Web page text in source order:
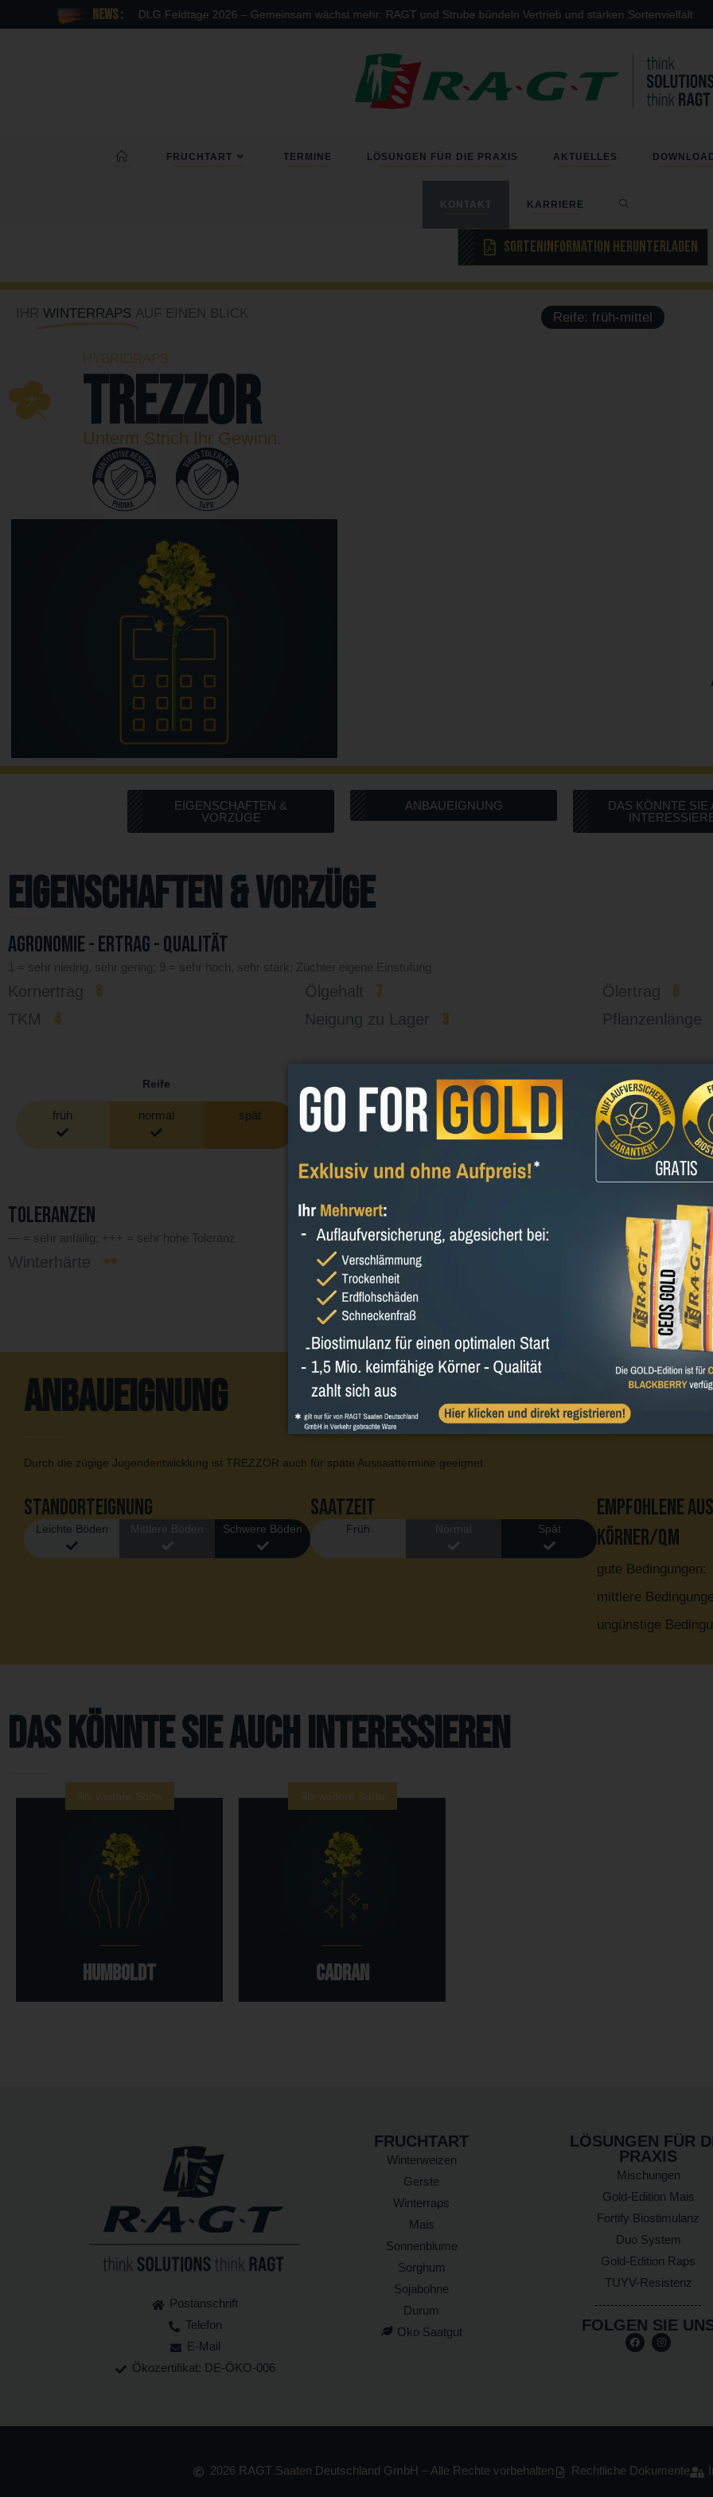
News : DLG Feldtage 2026 – Gemeinsam wächst mehr: RAGT und Strube bündeln Vertrieb und stärken Sortenvielfalt
FRUCHTART TERMINE LÖSUNGEN FÜR DIE PRAXIS AKTUELLES
KONTAKT KARRIERE
Sorteninformation herunterladen
IHR WINTERRAPS AUF EINEN BLICK Reife: früh-mittel
HYBRIDRAPS
TREZZOR
Unterm Strich Ihr Gewinn.
EIGENSCHAFTEN &
VORZÜGE
ANBAUEIGNUNG
DAS KÖNNTE SIE
Eigenschaften & Vorzüge
Agronomie - Ertrag - Qualität
1 = sehr niedrig, sehr gering; 9 = sehr hoch, sehr stark; Züchter eigene Einstufung
Kornertrag 6 Ölgehalt 7 Ölertrag 6
TKM 4 Neigung zu Lager 3 Pflanzenlänge
Reife
früh normal spät
Reife Stroh
früh normal spät früh
Toleranzen
— = sehr anfällig; +++ = sehr hohe Toleranz
Winterhärte ++ Phoma ++ Verticillium ++
Anbaueignung
Durch die zügige Jugendentwicklung ist TREZZOR auch für späte Aussaattermine geeignet.
Standorteignung
Leichte Böden Mittlere Böden Schwere Böden
Saatzeit
Früh Normal Spät
Empfohlene
Körner/qm
gute Bedingungen:
mittlere
ungünstige
Das könnte Sie auch interessieren
Als weitere Sorte
HUMBOLDT
Als weitere Sorte
CADRAN
Postanschrift
Telefon
E-Mail
Ökozertifikat: DE-ÖKO-006
FRUCHTART
Winterweizen
Gerste
Winterraps
Mais
Sonnenblume
Sorghum
Sojabohne
Durum
Oko Saatgut
LÖSUNGEN FÜR
PRAXIS
Mischungen
Gold-Edition Mais
Fortify Biostimulanz
Duo System
Gold-Edition Raps
TUYV-Resistenz
FOLGEN SIE
2026 RAGT Saaten Deutschland GmbH – Alle Rechte vorbehalten Rechtliche Dokumente